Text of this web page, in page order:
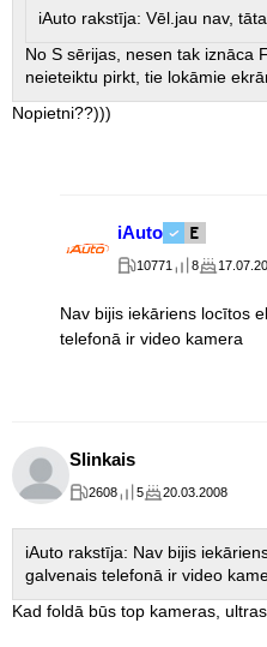
iAuto rakstīja: Vēl.jau nav,
No S sērijas, nesen tak iznāca
neieteiktu pirkt, tie lokāmie
Nopietni??)))
iAuto
10771 8
Nav bijis iekāriens locītos
telefonā ir video kamera
Slinkais
2608 5 20.03.2008
iAuto rakstīja: Nav bijis
galvenais telefonā ir video
Kad foldā būs top kameras,